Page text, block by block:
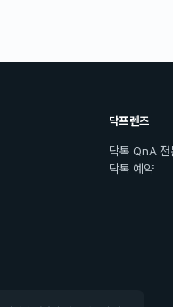
닥프렌즈
닥톡 QnA 전
닥톡 예약